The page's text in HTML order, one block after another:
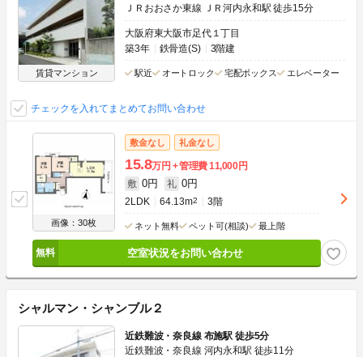
賃貸マンション
ＪＲおおさか東線 ＪＲ河内永和駅 徒歩15分
大阪府東大阪市足代１丁目
築3年
鉄骨造(S) 3階建
駅近 オートロック 宅配ボックス エレベーター
チェックを入れてまとめてお問い合わせ
画像：30枚
敷金なし 礼金なし
15.8万円 管理費11,000円
敷 0円 礼 0円
2LDK 64.13m2 3階
ネット無料 ペット可(相談) 最上階
空室状況をお問い合わせ
シャルマン・シャンブル２
近鉄難波・奈良線 布施駅 徒歩5分
近鉄難波・奈良線 河内永和駅 徒歩11分